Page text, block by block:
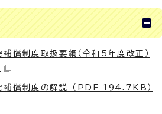
償制度取扱要綱（令和5年度改正）
補償制度の解説 （PDF 194.7KB）